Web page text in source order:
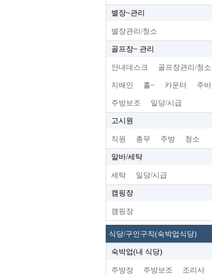
별장~관리
별장관리/청소
골프장~ 관리
안내데스크 골프장관리/청소
지배인 홀~ 카운터 주바
주방보조 일당/시급
고시원
직원 총무 주방 청소
알바/세탁
세탁 일당/시급
캠핑장
캠핑장
식당/구인구직(숙박업식당)
숙박업(내 식당)
주방장 주방보조 조리사